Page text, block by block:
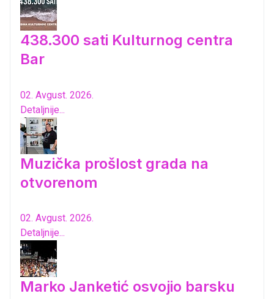
438.300 sati Kulturnog centra
Bar
02. Avgust. 2026.
Detaljnije...
Muzička prošlost grada na
otvorenom
02. Avgust. 2026.
Detaljnije...
Marko Janketić osvojio barsku